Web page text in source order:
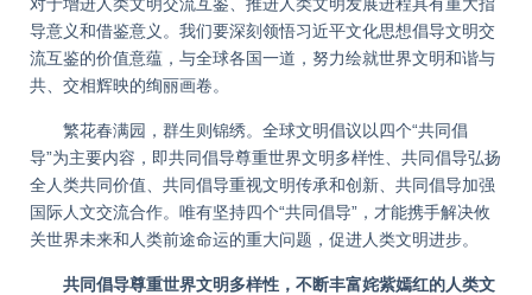
导意义和借鉴意义。我们要深刻领悟习近平文化思想倡导文明交
流互鉴的价值意蕴，与全球各国一道，努力绘就世界文明和谐与
共、交相辉映的绚丽画卷。
繁花春满园，群生则锦绣。全球文明倡议以四个“共同倡
导”为主要内容，即共同倡导尊重世界文明多样性、共同倡导弘扬
全人类共同价值、共同倡导重视文明传承和创新、共同倡导加强
国际人文交流合作。唯有坚持四个“共同倡导”，才能携手解决攸
关世界未来和人类前途命运的重大问题，促进人类文明进步。
共同倡导尊重世界文明多样性，不断丰富姹紫嫣红的人类文